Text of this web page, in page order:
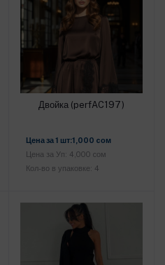
Двойка (perfAC197)
Цена за 1 шт:1,000 cом
Цена за Уп: 4,000 cом
Кол-во в упаковке: 4